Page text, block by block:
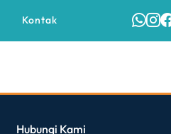
Kontak
Hubungi Kami